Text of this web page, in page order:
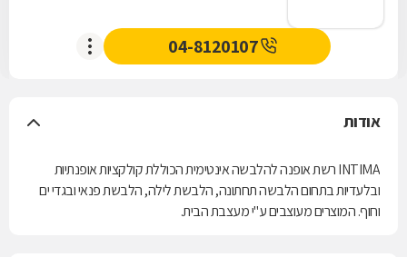
04-8120107
אודות
INTIMA רשת אופנה להלבשה אינטימית הכוללת קולקציות אופנתיות
ובלעדיות בתחום הלבשה תחתונה, הלבשת לילה, הלבשת פנאי ובגדי ים
וחוף. המוצרים מעוצבים ע"י מעצבת הבית.